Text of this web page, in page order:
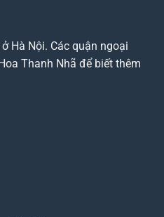
Hà Nội. Các quận ngoại
Thanh Nhã để biết thêm